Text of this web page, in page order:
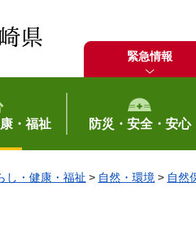
緊急情報
・福祉 防災・安全・安心
し・健康・福祉 > 自然・環境 > 自然